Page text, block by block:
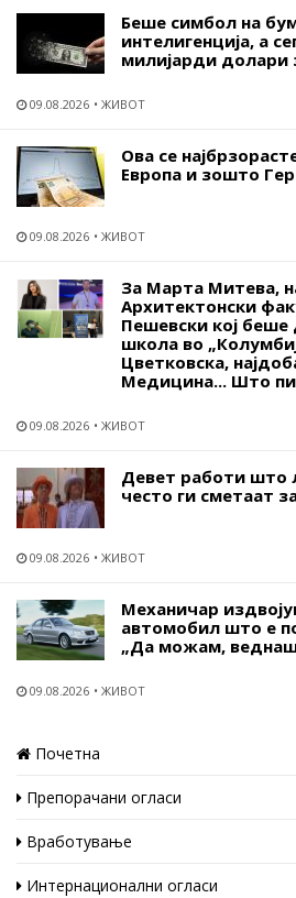
Беше симбол на
интелигенција, а
милијарди долари
09.08.2026 ЖИВОТ
Ова се
Европа и зошто
09.08.2026 ЖИВОТ
За Марта Митева,
Архитектонски
Пешевски кој
школа во
Цветковска,
Медицина... Што
09.08.2026 ЖИВОТ
Девет работи што
често ги сметаат
09.08.2026 ЖИВОТ
Механичар
автомобил што е
„Да можам, веднаш
09.08.2026 ЖИВОТ
Почетна
Препорачани огласи
Вработување
Интернационални огласи